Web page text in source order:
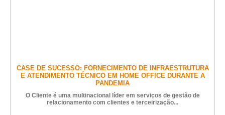
CASE DE SUCESSO: FORNECIMENTO DE INFRAESTRUTURA
E ATENDIMENTO TÉCNICO EM HOME OFFICE DURANTE A
PANDEMIA
O Cliente é uma multinacional líder em serviços de gestão de
relacionamento com clientes e terceirização...